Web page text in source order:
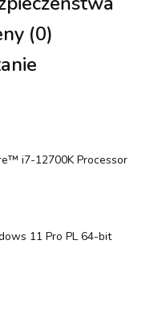
(0)
i7-12700K Processor
11 Pro PL 64-bit